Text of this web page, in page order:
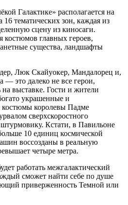
Галактике» располагается на
16 тематических зон, каждая из
сцену из киносаги.
костюмов главных героев,
существа, ландшафты
Люк Скайуокер, Мандалорец и,
это далеко не все герои,
выставке. Гости и жители
украшенные и
костюмы королевы Падме
сверхскоростного
штурмовику. Кстати, в Павильоне
10 единиц космической
воссозданы в реальную
четыре метра.
работать межгалактический
сможет найти себе по душе
приверженность Темной или